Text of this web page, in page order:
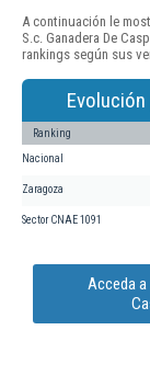
A continuación le
S.c. Ganadera De
rankings según sus
Ranking
Nacional
Zaragoza
Sector CNAE 1091
Acceda a